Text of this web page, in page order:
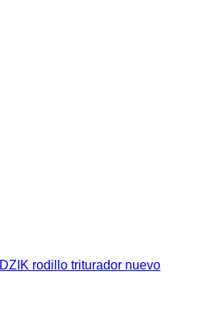
DZIK rodillo triturador nuevo